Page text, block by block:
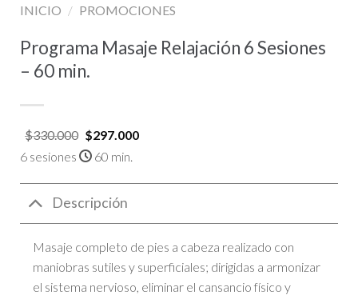
INICIO / PROMOCIONES
Programa Masaje Relajación 6 Sesiones
– 60 min.
$330.000 $297.000
6 sesiones
60 min.
Descripción
Masaje completo de pies a cabeza realizado con
maniobras sutiles y superficiales; dirigidas a armonizar
el sistema nervioso, eliminar el cansancio físico y